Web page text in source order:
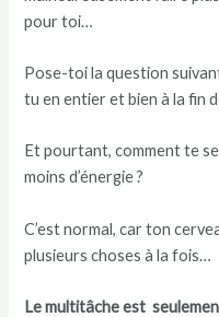
pour toi…
Pose-toi la question
tu en entier et bien à la fin
Et pourtant, comment te
moins d’énergie ?
C’est normal, car ton
plusieurs choses à la fois…
Le multitâche est